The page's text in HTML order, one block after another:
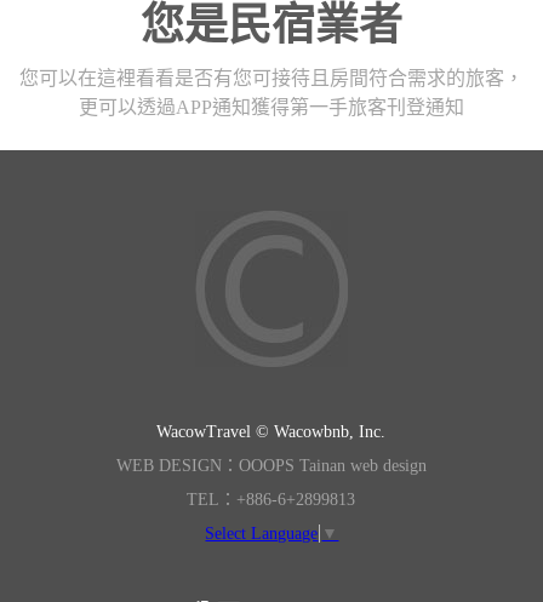
您是民宿業者
您可以在這裡看看是否有您可接待且房間符合需求的旅客，
更可以透過APP通知獲得第一手旅客刊登通知
WacowTravel © Wacowbnb, Inc.
WEB DESIGN：OOOPS Tainan web design
TEL：+886-6+2899813
Select Language ▼